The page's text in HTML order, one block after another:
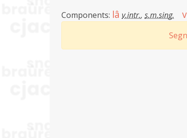
Components: lâ v.intr., s.m.sing.